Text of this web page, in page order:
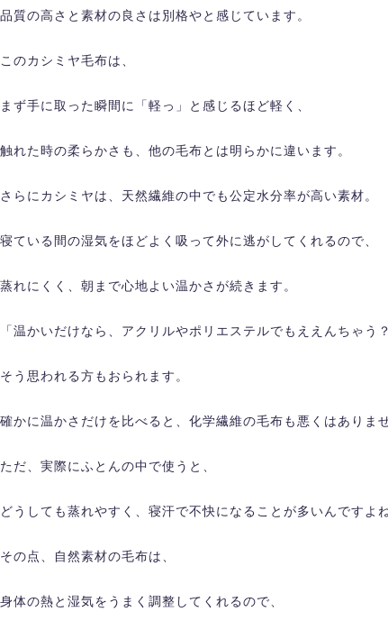
品質の高さと素材の良さは別格やと感じています。
このカシミヤ毛布は、
まず手に取った瞬間に「軽っ」と感じるほど軽く、
触れた時の柔らかさも、他の毛布とは明らかに違います。
さらにカシミヤは、天然繊維の中でも公定水分率が高い素材。
寝ている間の湿気をほどよく吸って外に逃がしてくれるので、
蒸れにくく、朝まで心地よい温かさが続きます。
「温かいだけなら、アクリルやポリエステルでもええんちゃう？
そう思われる方もおられます。
確かに温かさだけを比べると、化学繊維の毛布も悪くはありませ
ただ、実際にふとんの中で使うと、
どうしても蒸れやすく、寝汗で不快になることが多いんですよね
その点、自然素材の毛布は、
身体の熱と湿気をうまく調整してくれるので、